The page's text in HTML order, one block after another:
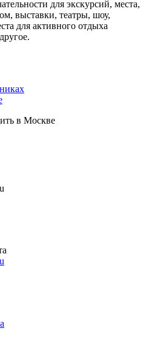
для экскурсий, места,
выставки, театры, шоу,
для активного отдыха
в Москве